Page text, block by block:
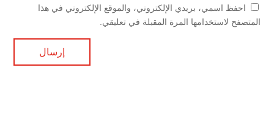
احفظ اسمي، بريدي الإلكتروني، والموقع الإلكتروني في هذا
المتصفح لاستخدامها المرة المقبلة في تعليقي.